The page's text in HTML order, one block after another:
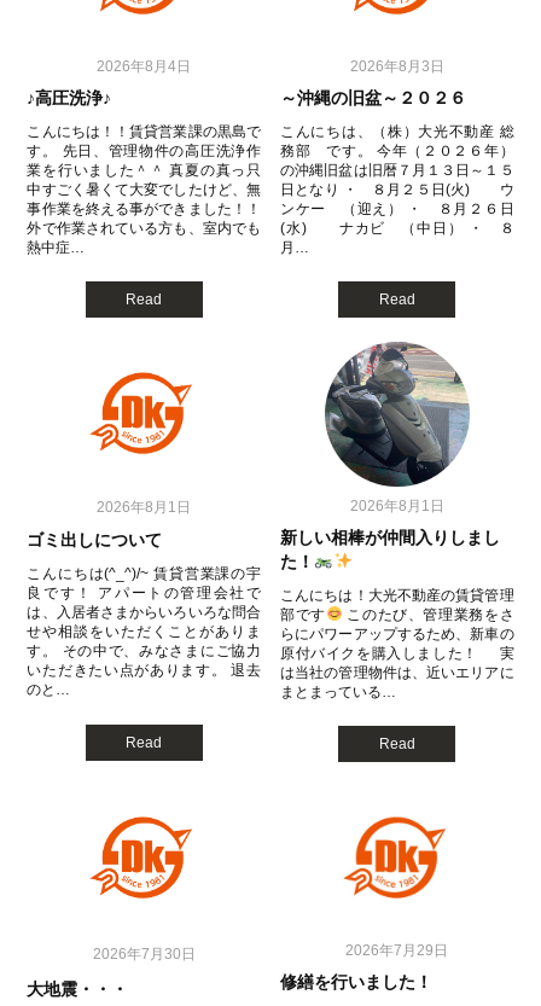
2026年8月4日
♪高圧洗浄♪
こんにちは！！賃貸営業課の黒島で
す。 先日、管理物件の高圧洗浄作
業を行いました＾＾ 真夏の真っ只
中すごく暑くて大変でしたけど、無
事作業を終える事ができました！！
外で作業されている方も、室内でも
熱中症…
Read
2026年8月3日
～沖縄の旧盆～２０２６
こんにちは、（株）大光不動産 総
務部 です。 今年（２０２６年）
の沖縄旧盆は旧暦７月１３日～１５
日となり ・ ８月２５日(火) ウ
ンケー （迎え） ・ ８月２６日
(水) ナカビ （中日） ・ ８
月…
Read
2026年8月1日
ゴミ出しについて
こんにちは(^_^)/~ 賃貸営業課の宇
良です！ アパートの管理会社で
は、入居者さまからいろいろな問合
せや相談をいただくことがありま
す。 その中で、みなさまにご協力
いただきたい点があります。 退去
のと…
Read
2026年8月1日
新しい相棒が仲間入りしまし
た！
こんにちは！大光不動産の賃貸管理
部です
このたび、管理業務をさ
らにパワーアップするため、新車の
原付バイクを購入しました！ 実
は当社の管理物件は、近いエリアに
まとまっている…
Read
2026年7月30日
大地震・・・
2026年7月29日
修繕を行いました！